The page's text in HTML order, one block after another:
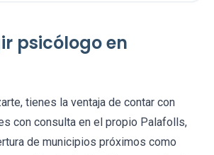
psicólogo en
tienes la ventaja de contar con
con consulta en el propio Palafolls,
de municipios próximos como